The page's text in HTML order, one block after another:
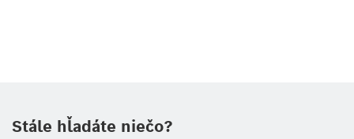
Stále hľadáte niečo?